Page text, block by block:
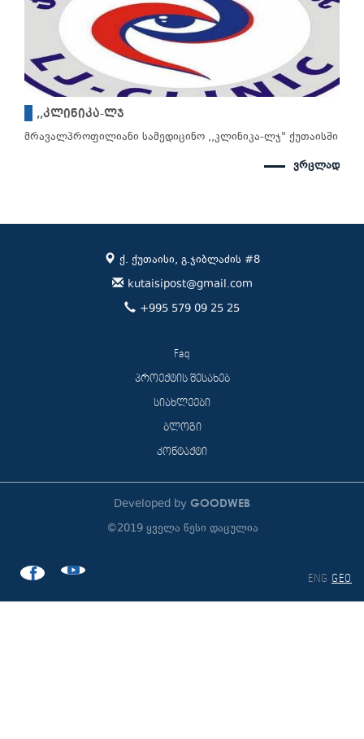
,,კლინიკა-ლჯ
მრავალპროფილიანი სამედიცინო ,,კლინიკა-ლჯ" ქუთაისში
ვრცლად
ქ. ქუთაისი, გ.ჯიბლაძის #8
kutaisipost@gmail.com
+995 579 09 25 25
Faq
პროექტის შესახებ
სიახლეები
ბლოგი
კონტაქტი
Developed by GOODWEB
©2019 ყველა წესი დაცულია
ENG GEO